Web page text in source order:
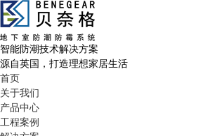
智能防潮技术解决方案
源自英国，打造理想家居生活
首页
关于我们
产品中心
工程案例